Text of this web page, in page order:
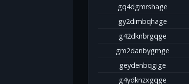
gq4dgmrshage
gy2dimbqhage
g42dknbrgqge
gm2danbygmge
geydenbqgige
g4ydknzxgqge